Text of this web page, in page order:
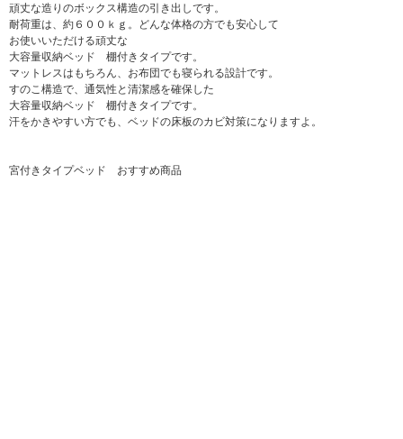
頑丈な造りのボックス構造の引き出しです。
耐荷重は、約６００ｋｇ。どんな体格の方でも安心して
お使いいただける頑丈な
大容量収納ベッド 棚付きタイプです。
マットレスはもちろん、お布団でも寝られる設計です。
すのこ構造で、通気性と清潔感を確保した
大容量収納ベッド 棚付きタイプです。
汗をかきやすい方でも、ベッドの床板のカビ対策になりますよ。
宮付きタイプベッド おすすめ商品